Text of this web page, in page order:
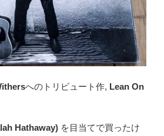
へのトリビュート作, Lean On
Hathaway) を目当てで買ったけ